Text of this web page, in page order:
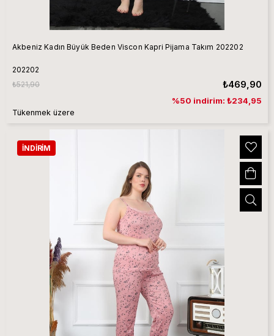
Akbeniz Kadın Büyük Beden Viscon Kapri Pijama Takım 202202
202202
₺469,90
₺521,90
%50 indirim: ₺234,95
Tükenmek üzere
İNDIRIM